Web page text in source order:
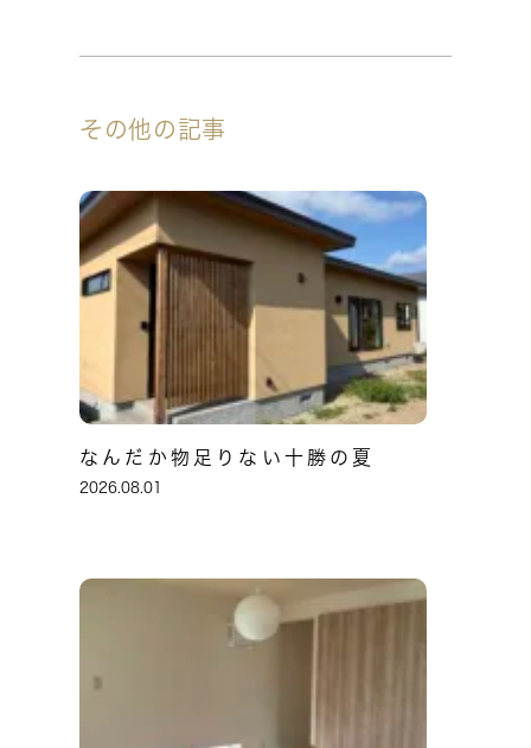
その他の記事
なんだか物足りない十勝の夏
2026.08.01